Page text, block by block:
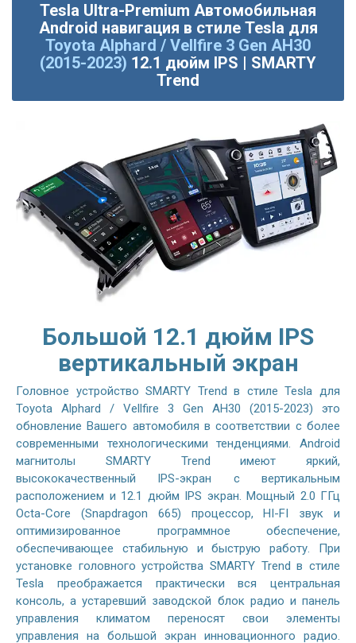
Tesla Ultra-Premium Автомобильная
Android навигация в стиле Tesla для
Toyota Alphard / Vellfire 3 Gen AH30
(2015-2023) 12.1 дюйм IPS | SMARTY
Trend
Большой 12.1 дюйм IPS
вертикальный экран
Головное устройство SMARTY Trend в стиле Tesla для
Toyota Alphard / Vellfire 3 Gen AH30 (2015-2023) это
обновление Вашего автомобиля в соответствии с более
современными технологическими тенденциями. Android
магнитолы SMARTY Trend имеют яркий,
высококачественный IPS-экран с вертикальным
расположением и 12.1 дюйм IPS экран. Мощный 2.0 ГГц
Octa-Core (Snapdragon 665) процессор, HI-FI звук и
оптимизированное программное обеспечение,
обеспечивающее стабильную и быструю работу. При
установке головного устройства SMARTY Trend в стиле
Tesla преображается практически вся центральная
консоль, а устаревший заводской блок радио и панель
управления климатом переносят свои элементы
управления на большой экран инновационного радио.